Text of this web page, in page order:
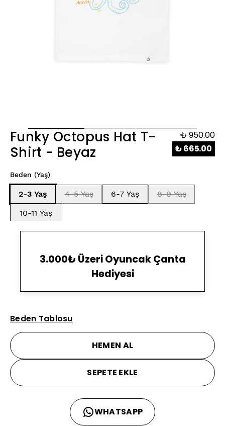
Funky Octopus Hat T-
Shirt - Beyaz
₺ 950.00
₺ 665.00
Beden (Yaş)
2-3 Yaş 4-5 Yaş 6-7 Yaş
8-9 Yaş
10-11 Yaş
3.000₺ Üzeri Oyuncak Çanta
Hediyesi
Beden Tablosu
HEMEN AL
SEPETE EKLE
WHATSAPP